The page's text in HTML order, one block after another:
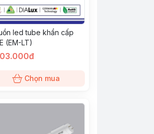
led tube khẩn cấp
(EM-LT)
Chọn mua